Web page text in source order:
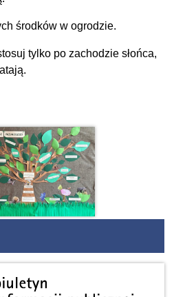
środków w ogrodzie.
tylko po zachodzie słońca,